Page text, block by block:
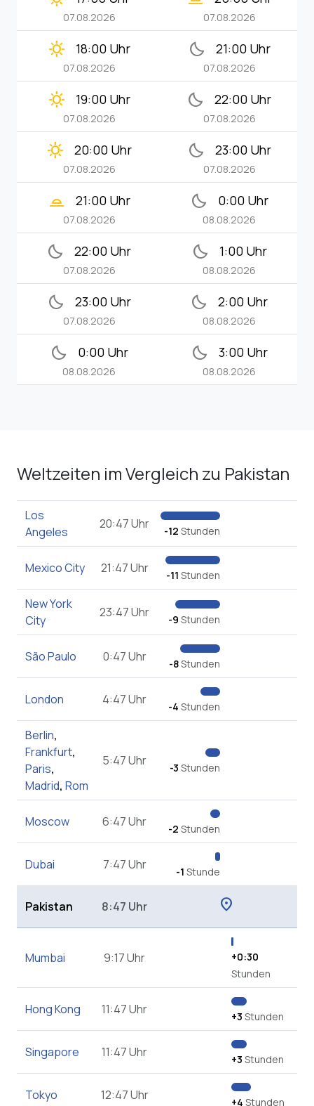
07.08.2026 07.08.2026
clear_day 18:00 Uhr
07.08.2026
bedtime 21:00 Uhr
07.08.2026
clear_day 19:00 Uhr
07.08.2026
bedtime 22:00 Uhr
07.08.2026
clear_day 20:00 Uhr
07.08.2026
bedtime 23:00 Uhr
07.08.2026
wb_twilight_2 21:00 Uhr
07.08.2026
bedtime 0:00 Uhr
08.08.2026
bedtime 22:00 Uhr
07.08.2026
bedtime 1:00 Uhr
08.08.2026
bedtime 23:00 Uhr
07.08.2026
bedtime 2:00 Uhr
08.08.2026
bedtime 0:00 Uhr
08.08.2026
bedtime 3:00 Uhr
08.08.2026
Weltzeiten im Vergleich zu Pakistan
Los
Angeles
20:47 Uhr -12 Stunden
Mexico City 21:47 Uhr -11 Stunden
New York
City
23:47 Uhr -9 Stunden
São Paulo 0:47 Uhr -8Stunden
London 4:47 Uhr -4 Stunden
Berlin,
Frankfurt,
Paris,
Madrid, Rom
5:47 Uhr -3 Stunden
Moscow 6:47 Uhr -2 Stunden
Dubai 7:47 Uhr -1 Stunde
Pakistan 8:47 Uhr location_on
Mumbai 9:17 Uhr
+0:30
Stunden
Hong Kong 11:47 Uhr +3 Stunden
Singapore 11:47 Uhr +3 Stunden
Tokyo 12:47 Uhr +4 Stunden